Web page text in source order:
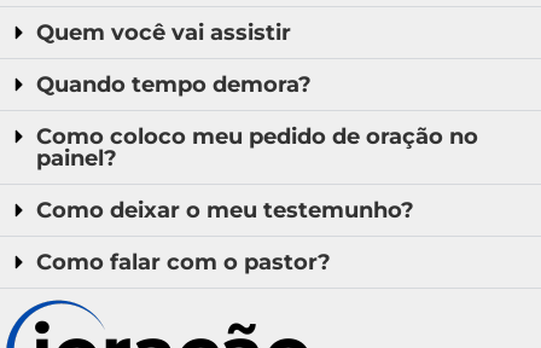
Quem você vai assistir
Quando tempo demora?
Como coloco meu pedido de oração no
painel?
Como deixar o meu testemunho?
Como falar com o pastor?